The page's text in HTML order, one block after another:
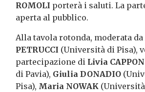
ROMOLI porterà i saluti. La
aperta al pubblico.
Alla tavola rotonda, moderata da
PETRUCCI (Università di Pisa),
partecipazione di Livia
di Pavia), Giulia DONADIO
Pisa), Maria NOWAK